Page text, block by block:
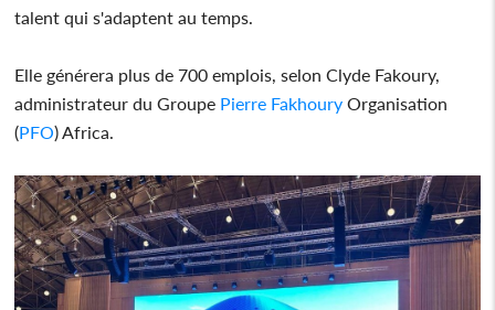
talent qui s'adaptent au temps.
Elle générera plus de 700 emplois, selon Clyde Fakoury,
administrateur du Groupe Pierre Fakhoury Organisation
(PFO) Africa.